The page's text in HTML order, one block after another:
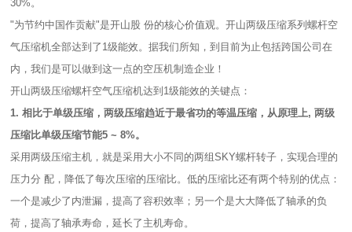
30%。
"为节约中国作贡献"是开山股 份的核心价值观。开山两级压缩系列螺杆空
气压缩机全部达到了1级能效。据我们所知，到目前为止包括跨国公司在
内，我们是可以做到这一点的空压机制造企业！
开山两级压缩螺杆空气压缩机达到1级能效的关键点：
1. 相比于单级压缩，两级压缩趋近于最省功的等温压缩，从原理上, 两级
压缩比单级压缩节能5 ~ 8%。
采用两级压缩主机，就是采用大小不同的两组SKY螺杆转子，实现合理的
压力分 配，降低了每次压缩的压缩比。低的压缩比还有两个特别的优点：
一个是减少了内泄漏，提高了容积效率；另一个是大大降低了轴承的负
荷，提高了轴承寿命，延长了主机寿命。